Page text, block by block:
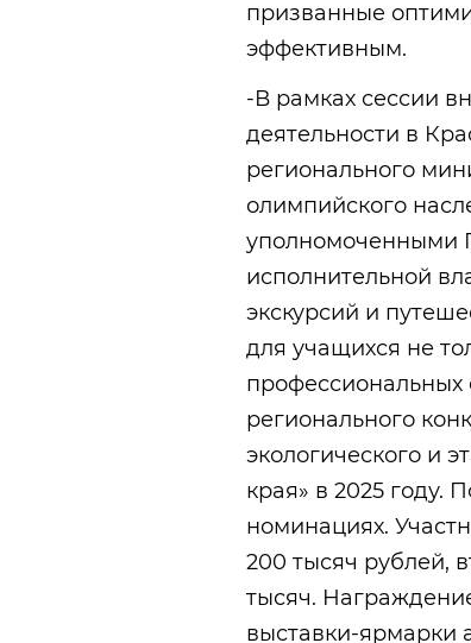
призванные
эффективным.
-В рамках сессии
деятельности в
регионального
олимпийского
уполномоченными
исполнительной
экскурсий и
для учащихся не
регионального
экологического и
края» в 2025 году.
номинациях.
200 тысяч рублей,
тысяч.
выставки-ярмарки